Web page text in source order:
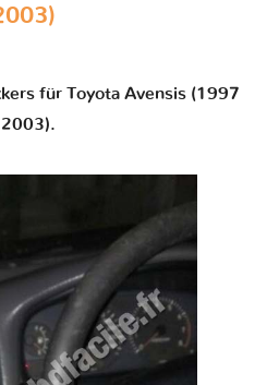
für Toyota Avensis (1997